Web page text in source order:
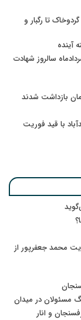
تا رگبار و
رئیس کل دادگستری استان کرمان به مناسبت ۱۷ مردادماه سالروز شهادت
با قید فوریت
محمد جعفرپور از
مسئولان در میدان
و انار